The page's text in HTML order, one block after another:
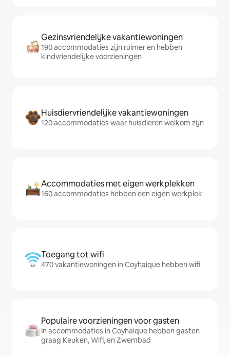
Gezinsvriendelijke vakantiewoningen
190 accommodaties zijn ruimer en hebben
kindvriendelijke voorzieningen
Huisdiervriendelijke vakantiewoningen
120 accommodaties waar huisdieren welkom zijn
Accommodaties met eigen werkplekken
160 accommodaties hebben een eigen werkplek
Toegang tot wifi
470 vakantiewoningen in Coyhaique hebben wifi
Populaire voorzieningen voor gasten
In accommodaties in Coyhaique hebben gasten
graag Keuken, Wifi, en Zwembad